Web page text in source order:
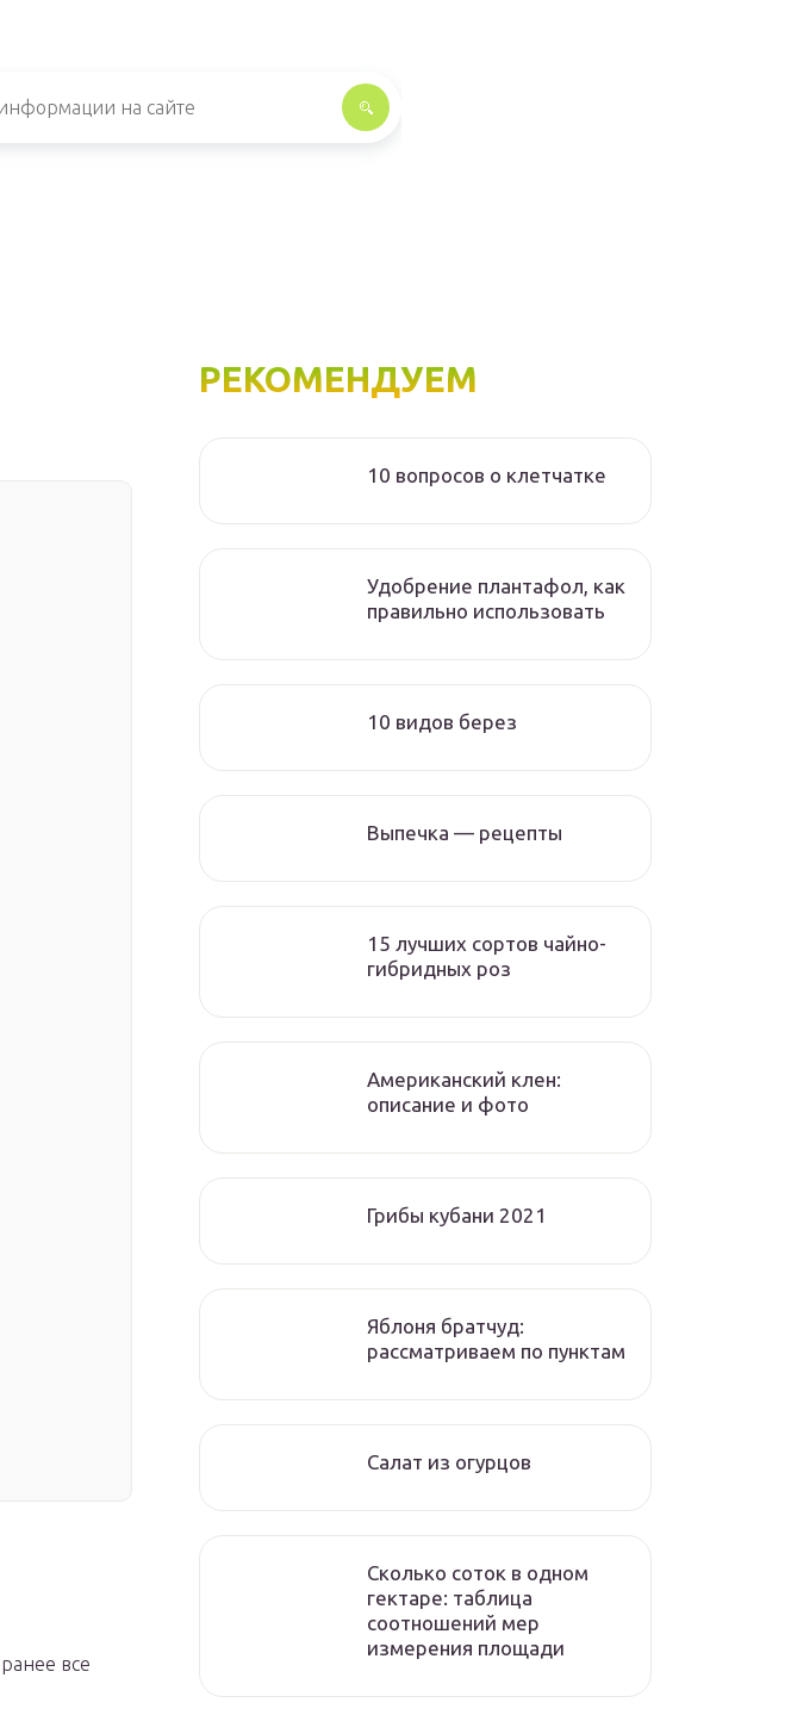
все
РЕКОМЕНДУЕМ
10 вопросов о клетчатке
Удобрение плантафол, как
правильно использовать
10 видов берез
Выпечка — рецепты
15 лучших сортов чайно-
гибридных роз
Американский клен:
описание и фото
Грибы кубани 2021
Яблоня братчуд:
рассматриваем по пунктам
Салат из огурцов
Сколько соток в одном
гектаре: таблица
соотношений мер
измерения площади